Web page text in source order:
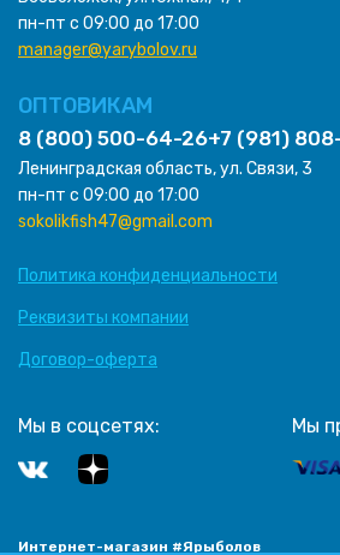
пн-пт с 09:00 до 17:00
manager@yarybolov.ru
ОПТОВИКАМ
8 (800) 500-64-26+7 (981)
Ленинградская область, ул. Связи, 3
пн-пт с 09:00 до 17:00
sokolikfish47@gmail.com
Политика конфиденциальности
Реквизиты компании
Договор-оферта
Мы в соцсетях: Мы
Интернет-магазин #Ярыболов